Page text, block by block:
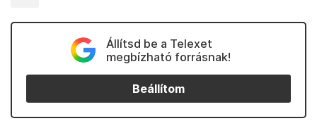
Állítsd be a Telexet
megbízható forrásnak!
Beállítom